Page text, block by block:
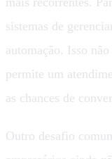
sistemas de
automação. Isso
permite um
as chances de
Outro desafio